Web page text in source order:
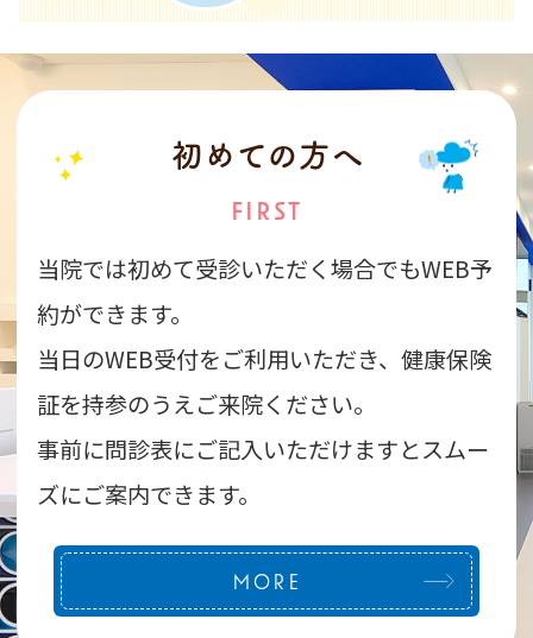
初めての方へ
FIRST
当院では初めて受診いただく場合でもWEB予
約ができます。
当日のWEB受付をご利用いただき、健康保険
証を持参のうえご来院ください。
事前に問診表にご記入いただけますとスムー
ズにご案内できます。
MORE